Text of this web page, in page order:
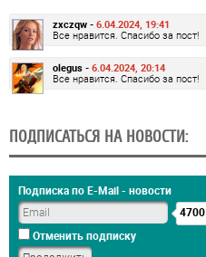
zxczqw - 6.04.2024, 19:41
Все нравится. Спасибо за пост!
olegus - 6.04.2024, 20:14
Все нравится. Спасибо за пост!
ПОДПИСАТЬСЯ НА НОВОСТИ:
Подписка по E-Mail - новости
4700
Отменить подписку